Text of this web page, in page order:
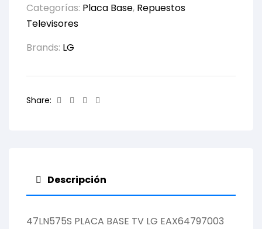
Categorías: Placa Base, Repuestos
Televisores
Brands: LG
Share: Facebook
TwitterLinkedin
Descripción
47LN575S PLACA BASE TV LG EAX64797003